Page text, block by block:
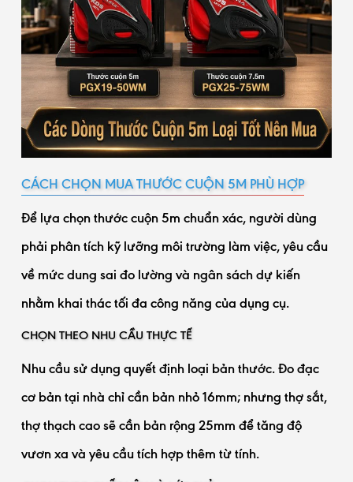
CÁCH CHỌN MUA THƯỚC CUỘN 5M PHÙ HỢP
Để lựa chọn thước cuộn 5m chuẩn xác, người dùng
phải phân tích kỹ lưỡng môi trường làm việc, yêu cầu
về mức dung sai đo lường và ngân sách dự kiến
nhằm khai thác tối đa công năng của dụng cụ.
CHỌN THEO NHU CẦU THỰC TẾ
Nhu cầu sử dụng quyết định loại bản thước. Đo đạc
cơ bản tại nhà chỉ cần bản nhỏ 16mm; nhưng thợ sắt,
thợ thạch cao sẽ cần bản rộng 25mm để tăng độ
vươn xa và yêu cầu tích hợp thêm từ tính.